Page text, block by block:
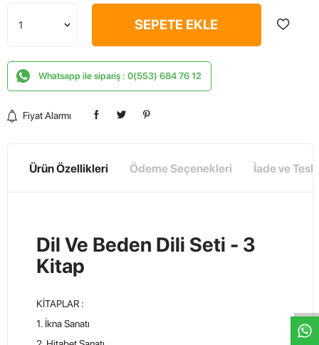
SEPETE EKLE
Whatsapp ile sipariş : 0(553) 684 76 12
Fiyat Alarmı
Ürün Özellikleri Ödeme Seçenekleri İade ve
Dil Ve Beden Dili Seti - 3
Kitap
KİTAPLAR :
1. İkna Sanatı